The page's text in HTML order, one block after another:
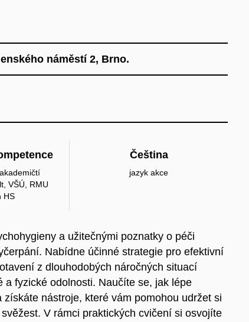
náměstí 2, Brno.
VŠÚ, RMU
HS
Čeština
jazyk akce
a užitečnými poznatky o péči
Nabídne účinné strategie pro efektivní
z dlouhodobých náročných situací
fyzické odolnosti. Naučíte se, jak lépe
nástroje, které vám pomohou udržet si
V rámci praktických cvičení si osvojíte